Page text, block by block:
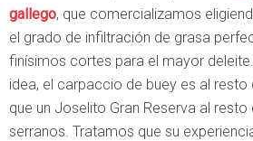
gallego, que comercializamos
el grado de infiltración de grasa
finísimos cortes para el mayor
idea, el carpaccio de buey es al
que un Joselito Gran Reserva al
serranos. Tratamos que su